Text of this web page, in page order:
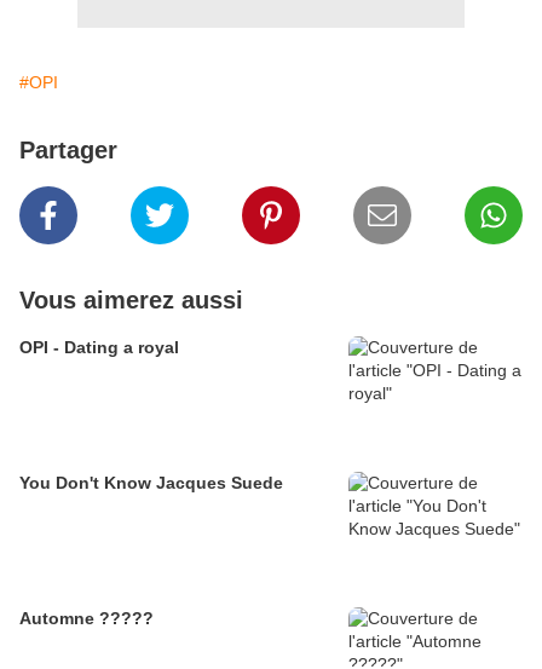
#OPI
Partager
Vous aimerez aussi
OPI - Dating a royal
You Don't Know Jacques Suede
Automne ?????